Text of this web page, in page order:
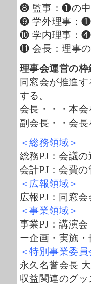
❽ 監事：❶の中
❾ 学外理事：❶
❿ 学内理事：❹
⓫ 会長：理事
理事会運営の枠
同窓会が推進
する。
会長・・・本
副会長・・会
＜総務領域＞
総務PJ：会議
会計PJ：会費
＜広報領域＞
広報PJ：同窓
＜事業領域＞
事業PJ：講演
ー企画・実施
＜特別事業委
永久名誉会長
収益関連のグ